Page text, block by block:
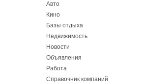
Авто
Кино
Базы отдыха
Недвижимость
Новости
Объявления
Работа
Справочник компаний